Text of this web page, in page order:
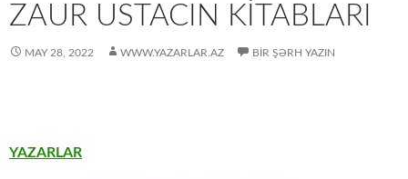
ZAUR USTACIN KİTABLARI
MAY 28, 2022 WWW.YAZARLAR.AZ BIR ŞƏRH YAZIN
YAZARLAR